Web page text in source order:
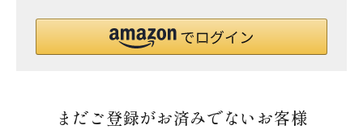
まだご登録がお済みでないお客様